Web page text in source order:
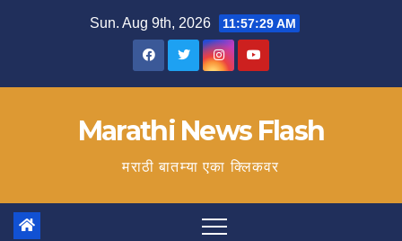
Sun. Aug 9th, 2026 11:57:30 AM
Marathi News Flash
मराठी बातम्या एका क्लिकवर